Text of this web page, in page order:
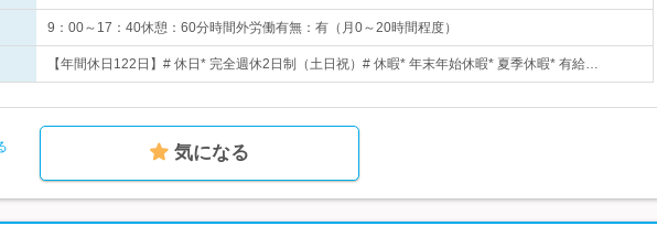
9：00～17：40休憩：60分時間外労働有無：有（月0～20時間程度）
【年間休日122日】# 休日* 完全週休2日制（土日祝）# 休暇* 年末年始休暇* 夏季休暇* 有給…
気になる